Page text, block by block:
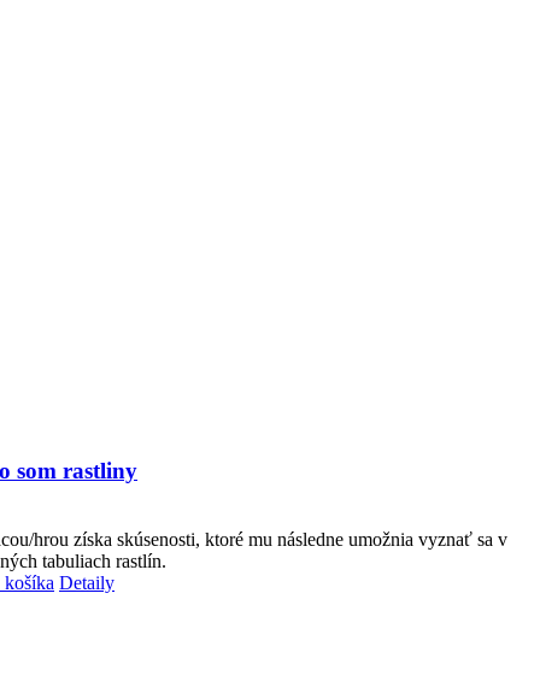
som rastliny
hrou získa skúsenosti, ktoré mu následne umožnia vyznať sa v
tabuliach rastlín.
Detaily